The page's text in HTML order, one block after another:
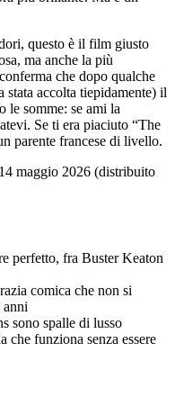
questo è il film giusto
ma anche la più
che dopo qualche
accolta tiepidamente) il
le somme: se ami la
Se ti era piaciuto “The
parente francese di livello.
maggio 2026 (distribuito
perfetto, fra Buster Keaton
comica che non si
anni
sono spalle di lusso
che funziona senza essere